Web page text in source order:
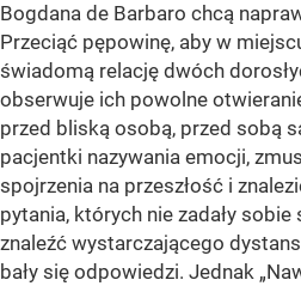
Bogdana de Barbaro chcą
Przeciąć pępowinę, aby w
świadomą relację dwóch
obserwuje ich powolne
przed bliską osobą, przed sobą
pacjentki nazywania emocji,
spojrzenia na przeszłość i
pytania, których nie zadały sobie
znaleźć wystarczającego
bały się odpowiedzi. Jednak